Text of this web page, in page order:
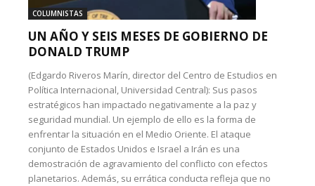
COLUMNISTAS
UN AÑO Y SEIS MESES DE GOBIERNO DE
DONALD TRUMP
(Edgardo Riveros Marín, director del Centro de Estudios en
Política Internacional, Universidad Central): Sus pasos
estratégicos han impactado negativamente a la paz y
seguridad mundial. Un ejemplo de ello es la forma de
enfrentar la situación en el Medio Oriente. El ataque
conjunto de Estados Unidos e Israel a Irán es una
demostración de agravamiento del conflicto con efectos
planetarios. Además, su errática conducta refleja que no